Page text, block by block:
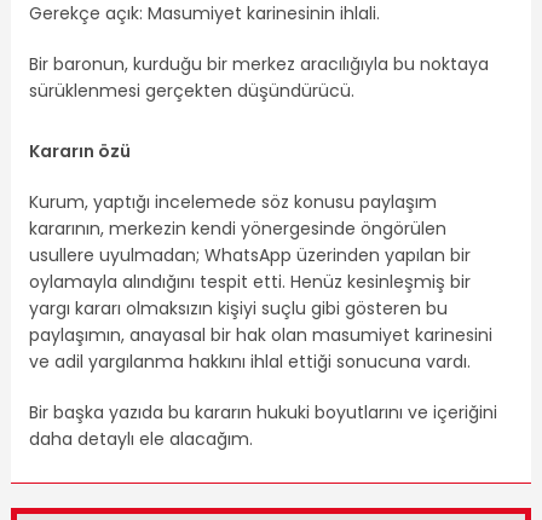
Gerekçe açık: Masumiyet karinesinin ihlali.
Bir baronun, kurduğu bir merkez aracılığıyla bu noktaya
sürüklenmesi gerçekten düşündürücü.
Kararın özü
Kurum, yaptığı incelemede söz konusu paylaşım
kararının, merkezin kendi yönergesinde öngörülen
usullere uyulmadan; WhatsApp üzerinden yapılan bir
oylamayla alındığını tespit etti. Henüz kesinleşmiş bir
yargı kararı olmaksızın kişiyi suçlu gibi gösteren bu
paylaşımın, anayasal bir hak olan masumiyet karinesini
ve adil yargılanma hakkını ihlal ettiği sonucuna vardı.
Bir başka yazıda bu kararın hukuki boyutlarını ve içeriğini
daha detaylı ele alacağım.